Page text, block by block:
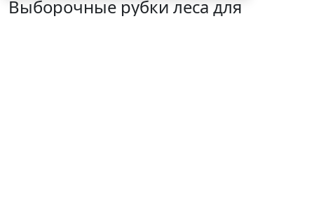
Выборочные рубки леса для